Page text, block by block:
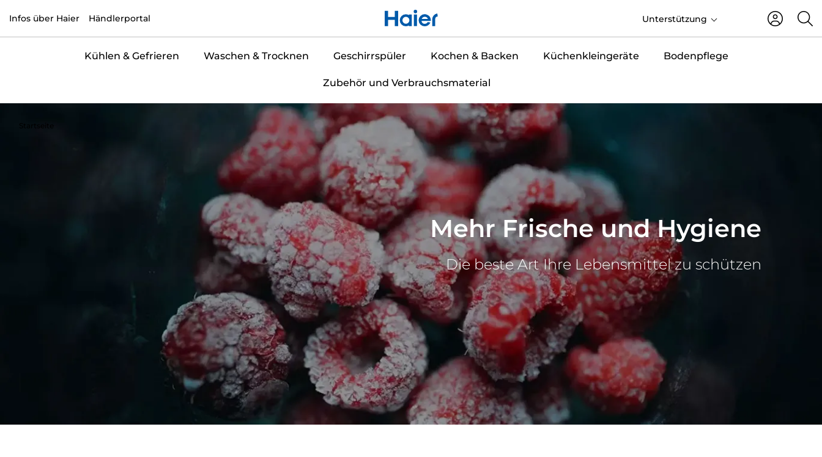
Infos über Haier Händlerportal Unterstützung
Kühlen & Gefrieren Waschen & Trocknen Geschirrspüler Kochen & Backen Küchenkleingeräte Bodenpflege
Zubehör und Verbrauchsmaterial
Mehr Frische und Hygiene
Die beste Art Ihre Lebensmittel zu schützen